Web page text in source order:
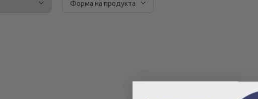
Форма на продукта